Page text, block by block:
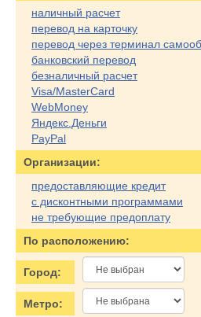
наличный расчет
перевод на карточку
перевод через терминал
банковский перевод
безналичный расчет
Visa/MasterCard
WebMoney
Яндекс.Деньги
PayPal
Организации:
предоставляющие кредит
с дисконтными программами
не требующие предоплату
По расположению:
Город:
Метро: